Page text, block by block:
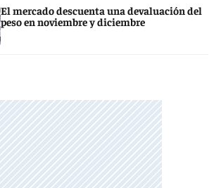
El mercado descuenta una devaluación del
peso en noviembre y diciembre